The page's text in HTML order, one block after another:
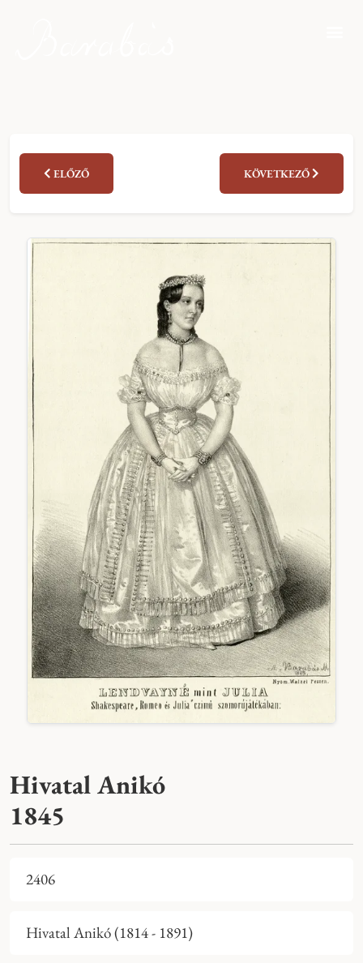
ELŐZŐ KÖVETKEZŐ
Hivatal Anikó
1845
2406
Hivatal Anikó (1814 - 1891)